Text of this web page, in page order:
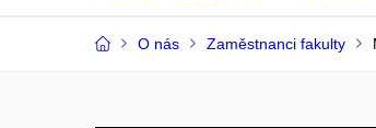
O nás Zaměstnanci fakulty